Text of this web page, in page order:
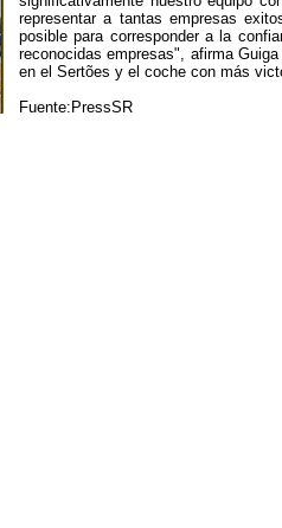
representar a tantas empresas
posible para corresponder a la
reconocidas empresas", afirma
en el Sertões y el coche con más
Fuente:PressSR